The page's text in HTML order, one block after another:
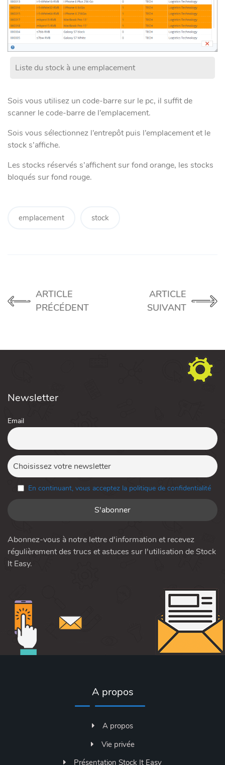
Liste du stock à une emplacement
Sois vous utilisez un code-barre sur le pc, il suffit de
scanner le code-barre de l’emplacement.
Sois vous sélectionnez l’entrepôt puis l’emplacement et le
stock s’affiche.
Les stocks réservés s’affichent sur fond orange, les stocks
bloqués sur fond rouge.
emplacement stock
ARTICLE
PRÉCÉDENT
ARTICLE
SUIVANT
Newsletter
Email
En continuant, vous acceptez la politique de confidentialité
Abonnez-vous à notre lettre d'information et recevez
régulièrement des trucs et astuces sur l'utilisation de Stock
It Easy.
A propos
A propos
Vie privée
Présentation Stock It Easy